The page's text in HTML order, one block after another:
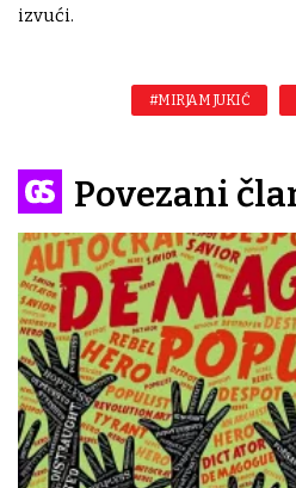
izvući.
#MIRJAM JUKIĆ
Povezani